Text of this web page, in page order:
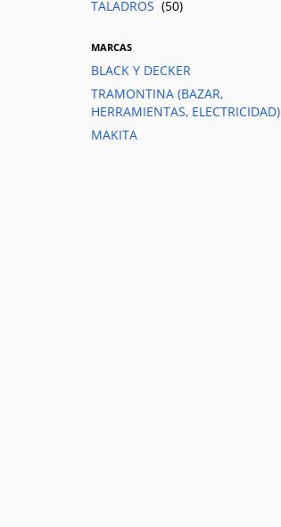
TALADROS (50)
MARCAS
BLACK Y DECKER
TRAMONTINA (BAZAR,
HERRAMIENTAS, ELECTRICIDAD)
MAKITA